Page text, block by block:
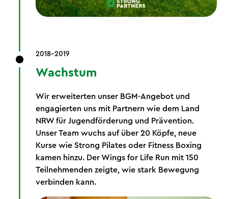
2018-2019
Wachstum
Wir erweiterten unser BGM-Angebot und
engagierten uns mit Partnern wie dem Land
NRW für Jugendförderung und Prävention.
Unser Team wuchs auf über 20 Köpfe, neue
Kurse wie Strong Pilates oder Fitness Boxing
kamen hinzu. Der Wings for Life Run mit 150
Teilnehmenden zeigte, wie stark Bewegung
verbinden kann.